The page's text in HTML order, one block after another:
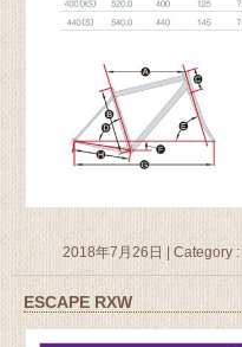
2018年7月26日 | Category :
ESCAPE RXW